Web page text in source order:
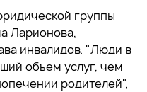
группы
Ларионова,
инвалидов. "Люди в
объем услуг, чем
родителей",